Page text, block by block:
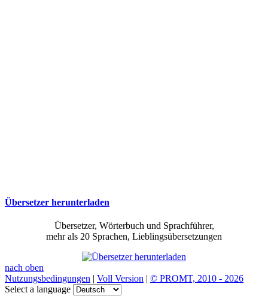
Übersetzer herunterladen
Übersetzer, Wörterbuch und Sprachführer,
mehr als 20 Sprachen, Lieblingsübersetzungen
nach oben
Nutzungsbedingungen | Voll Version | © PROMT, 2010 - 2026
Select a language